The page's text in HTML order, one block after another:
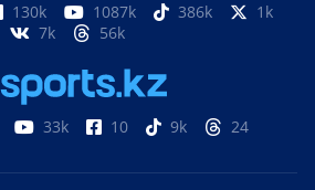
130k 1087k 386k
1k
7k
56k
33k 10 9k 24